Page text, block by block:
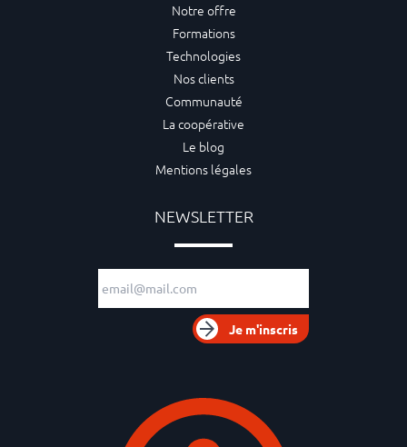
Notre offre
Formations
Technologies
Nos clients
Communauté
La coopérative
Le blog
Mentions légales
NEWSLETTER
Adresse e-mail
Je m'inscris